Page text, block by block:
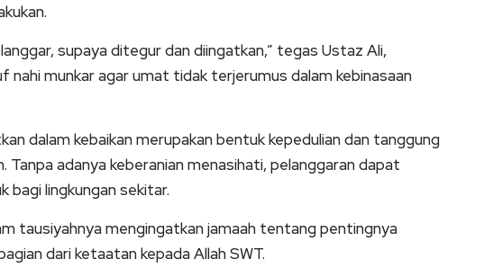
supaya ditegur dan diingatkan,” tegas Ustaz Ali,
nahi munkar agar umat tidak terjerumus dalam kebinasaan
dalam kebaikan merupakan bentuk kepedulian dan tanggung
Tanpa adanya keberanian menasihati, pelanggaran dapat
bagi lingkungan sekitar.
tausiyahnya mengingatkan jamaah tentang pentingnya
dari ketaatan kepada Allah SWT.